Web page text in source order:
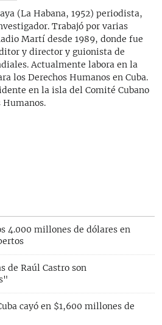
(La Habana, 1952) periodista,
Trabajó por varias
Martí desde 1989, donde fue
y director y guionista de
Actualmente labora en la
los Derechos Humanos en Cuba.
en la isla del Comité Cubano
Humanos.
4.000 millones de dólares en
de Raúl Castro son
cayó en $1,600 millones de